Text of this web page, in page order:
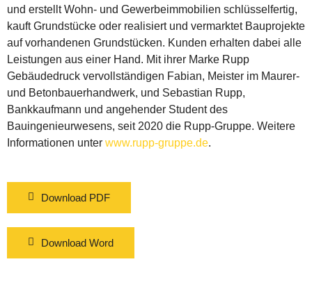
und erstellt Wohn- und Gewerbeimmobilien schlüsselfertig,
kauft Grundstücke oder realisiert und vermarktet Bauprojekte
auf vorhandenen Grundstücken. Kunden erhalten dabei alle
Leistungen aus einer Hand. Mit ihrer Marke Rupp
Gebäudedruck vervollständigen Fabian, Meister im Maurer-
und Betonbauerhandwerk, und Sebastian Rupp,
Bankkaufmann und angehender Student des
Bauingenieurwesens, seit 2020 die Rupp-Gruppe. Weitere
Informationen unter www.rupp-gruppe.de.
Download PDF
Download Word